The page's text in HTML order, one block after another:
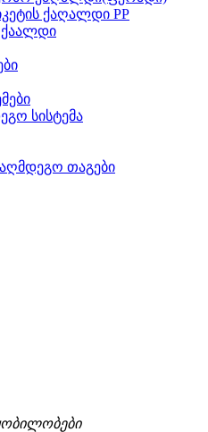
ქაღალდი PP
სისტემა
თაგები